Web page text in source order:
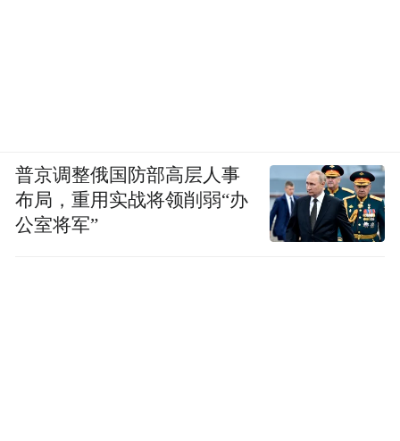
普京调整俄国防部高层人事
布局，重用实战将领削弱“办
公室将军”